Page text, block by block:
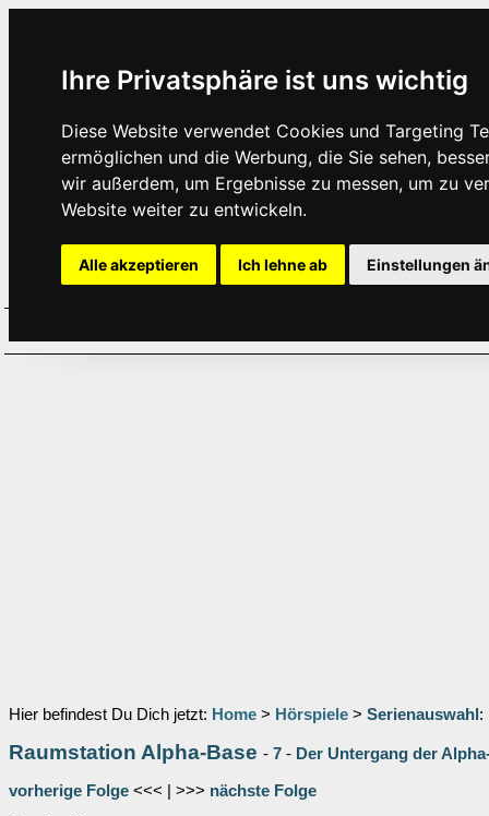
Ihre Privatsphäre ist uns wichtig
Diese Website verwendet Cookies und Targeting
ermöglichen und die Werbung, die Sie sehen,
wir außerdem, um Ergebnisse zu messen, um zu
Website weiter zu entwickeln.
Alle akzeptieren Ich lehne ab Einstellungen
Hier befindest Du Dich jetzt: Home > Hörspiele > Serienauswahl :
Raumstation Alpha-Base - 7 - Der Untergang der
vorherige Folge <<< | >>> nächste Folge